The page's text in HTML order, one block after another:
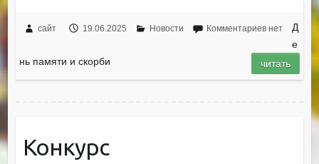
сайт 19.06.2025 Новости Комментариев нет
Д
е
нь памяти и скорби
читать
Конкурс